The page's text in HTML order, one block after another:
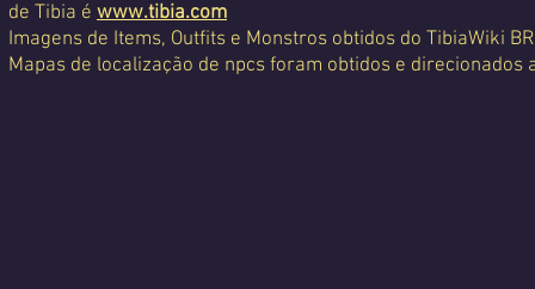
de Tibia é www.tibia.com
Imagens de Items, Outfits e Monstros obtidos do TibiaWiki
Mapas de localização de npcs foram obtidos e direcionados